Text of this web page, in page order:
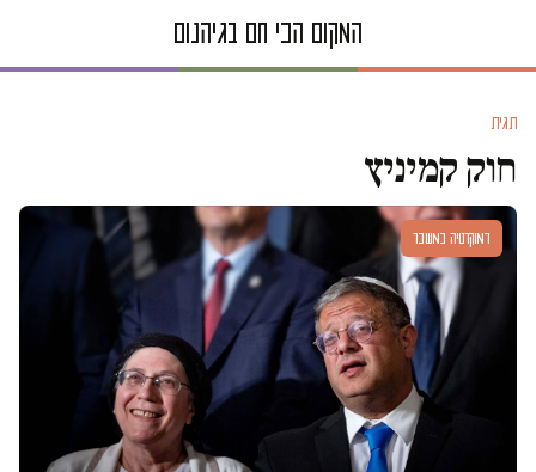
תגית
חוק קמיניץ
דמוקרטיה במשבר